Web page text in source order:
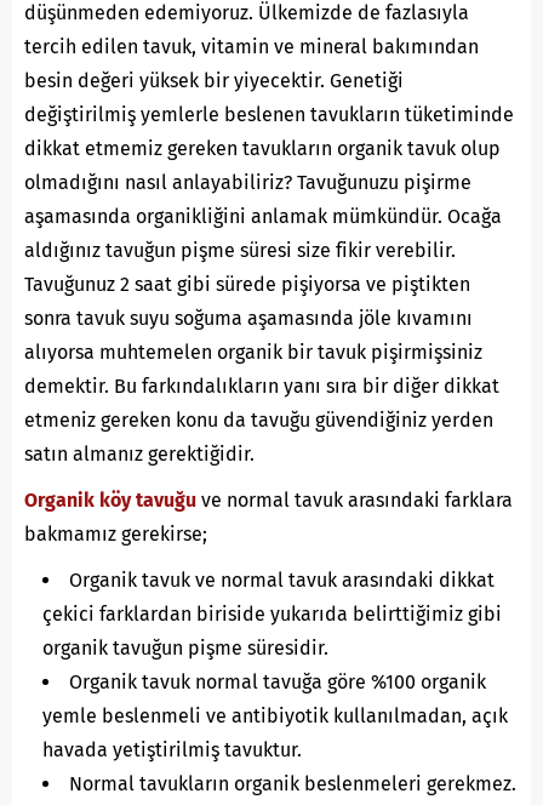
düşünmeden edemiyoruz. Ülkemizde de fazlasıyla
tercih edilen tavuk, vitamin ve mineral bakımından
besin değeri yüksek bir yiyecektir. Genetiği
değiştirilmiş yemlerle beslenen tavukların tüketiminde
dikkat etmemiz gereken tavukların organik tavuk olup
olmadığını nasıl anlayabiliriz? Tavuğunuzu pişirme
aşamasında organikliğini anlamak mümkündür. Ocağa
aldığınız tavuğun pişme süresi size fikir verebilir.
Tavuğunuz 2 saat gibi sürede pişiyorsa ve piştikten
sonra tavuk suyu soğuma aşamasında jöle kıvamını
alıyorsa muhtemelen organik bir tavuk pişirmişsiniz
demektir. Bu farkındalıkların yanı sıra bir diğer dikkat
etmeniz gereken konu da tavuğu güvendiğiniz yerden
satın almanız gerektiğidir.
Organik köy tavuğu ve normal tavuk arasındaki farklara
bakmamız gerekirse;
Organik tavuk ve normal tavuk arasındaki dikkat
çekici farklardan biriside yukarıda belirttiğimiz gibi
organik tavuğun pişme süresidir.
Organik tavuk normal tavuğa göre %100 organik
yemle beslenmeli ve antibiyotik kullanılmadan, açık
havada yetiştirilmiş tavuktur.
Normal tavukların organik beslenmeleri gerekmez.